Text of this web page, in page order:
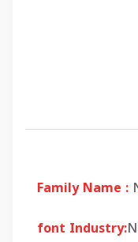
Family Name :
font Industry: